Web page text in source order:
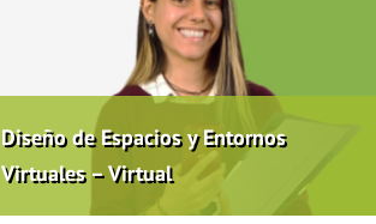
Diseño de Espacios y Entornos
Virtuales – Virtual